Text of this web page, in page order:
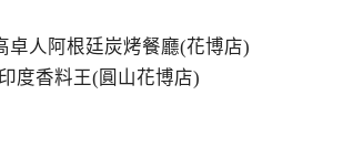
卓人阿根廷炭烤餐廳(花博店)
度香料王(圓山花博店)